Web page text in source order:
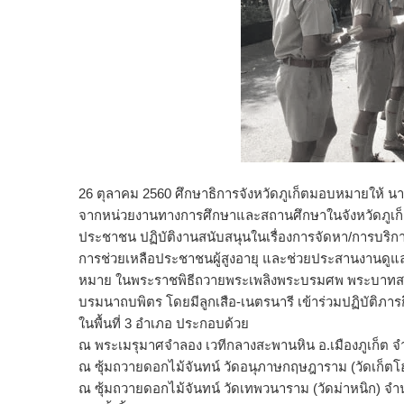
26 ตุลาคม 2560 ศึกษาธิการจังหวัดภูเก็ตมอบหมายให้
จากหน่วยงานทางการศึกษาและสถานศึกษาในจังหวัดภู
ประชาชน ปฏิบัติงานสนับสนุนในเรื่องการจัดหา/การบริก
การช่วยเหลือประชาชนผู้สูงอายุ และช่วยประสานงาน
หมาย ในพระราชพิธีถวายพระเพลิงพระบรมศพ พระบา
บรมนาถบพิตร โดยมีลูกเสือ-เนตรนารี เข้าร่วมปฏิบัติภ
ในพื้นที่ 3 อำเภอ ประกอบด้วย
ณ พระเมรุมาศจำลอง เวทีกลางสะพานหิน อ.เมืองภูเก็ต
ณ ซุ้มถวายดอกไม้จันทน์ วัดอนุภาษกฤษฎาราม (วัดเก็ตโ
ณ ซุ้มถวายดอกไม้จันทน์ วัดเทพวนาราม (วัดม่าหนิก) จำ